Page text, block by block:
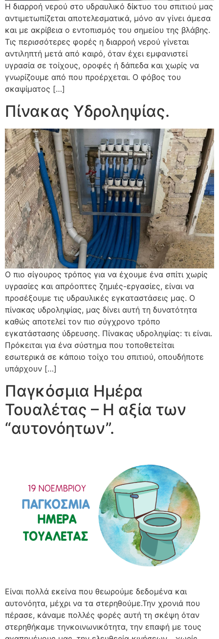
Η διαρροή νερού στο υδραυλικό δίκτυο του σπιτιού μας
αντιμετωπίζεται αποτελεσματικά, μόνο αν γίνει άμεσα
και με ακρίβεια ο εντοπισμός του σημείου της βλάβης.
Τις περισσότερες φορές η διαρροή νερού γίνεται
αντιληπτή μετά από καιρό, όταν έχει εμφανιστεί
υγρασία σε τοίχους, οροφές ή δάπεδα και χωρίς να
γνωρίζουμε από που προέρχεται. Ο φόβος του
σκαψίματος […]
Πίνακας Υδροληψίας.
Ο πιο σίγουρος τρόπος για να έχουμε ένα σπίτι χωρίς
υγρασίες και απρόοπτες ζημιές-εργασίες, είναι να
προσέξουμε τις υδραυλικές εγκαταστάσεις μας. Ο
πίνακας υδροληψίας, μας δίνει αυτή τη δυνατότητα
καθώς αποτελεί τον πιο σύγχρονο τρόπο
εγκατάστασης ύδρευσης. Πίνακας υδροληψίας: τι είναι.
Πρόκειται για ένα σύστημα που τοποθετείται
εσωτερικά σε κάποιο τοίχο του σπιτιού, οπουδήποτε
υπάρχουν […]
Παγκόσμια Ημέρα
Τουαλέτας – Η αξία των
“αυτονόητων”.
Είναι πολλά εκείνα που θεωρούμε δεδομένα και
αυτονόητα, μέχρι να τα στερηθούμε.Την χρονιά που
πέρασε, κάναμε πολλές φορές αυτή τη σκέψη όταν
στερηθήκαμε τηνκοινωνικότητα, την επαφή με τους